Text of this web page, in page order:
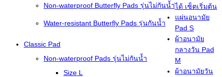
Non-waterproof Butterfly Pads รุ่นไม่กันน้ำ
Water-resistant Butterfly Pads รุ่นกันน้ำ
Classic Pad
Non-waterproof Pads รุ่นไม่กันน้ำ
Size L
ได้ เซ็ตเริ่มต้น
แผ่นอนามัย
Pad S
ผ้าอนามัย
กลางวัน Pad
M
ผ้าอนามัยวัน